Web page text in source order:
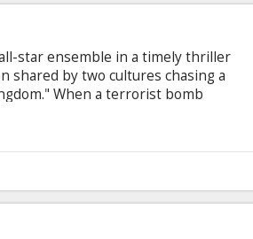
star ensemble in a timely thriller
shared by two cultures chasing a
When a terrorist bomb